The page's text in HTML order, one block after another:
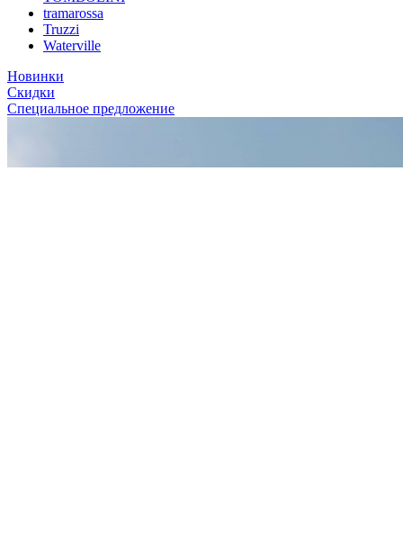
tramarossa
Truzzi
Waterville
Новинки
Скидки
Специальное предложение